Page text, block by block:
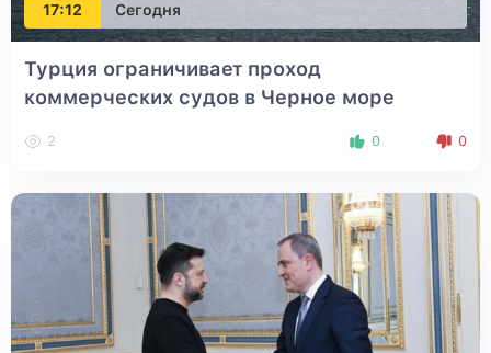
17:12 Сегодня
Турция ограничивает проход
коммерческих судов в Черное море
2 0 0